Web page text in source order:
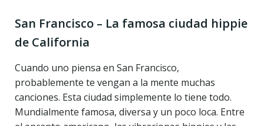
San Francisco – La famosa ciudad hippie
de California
Cuando uno piensa en San Francisco,
probablemente te vengan a la mente muchas
canciones. Esta ciudad simplemente lo tiene todo.
Mundialmente famosa, diversa y un poco loca. Entre